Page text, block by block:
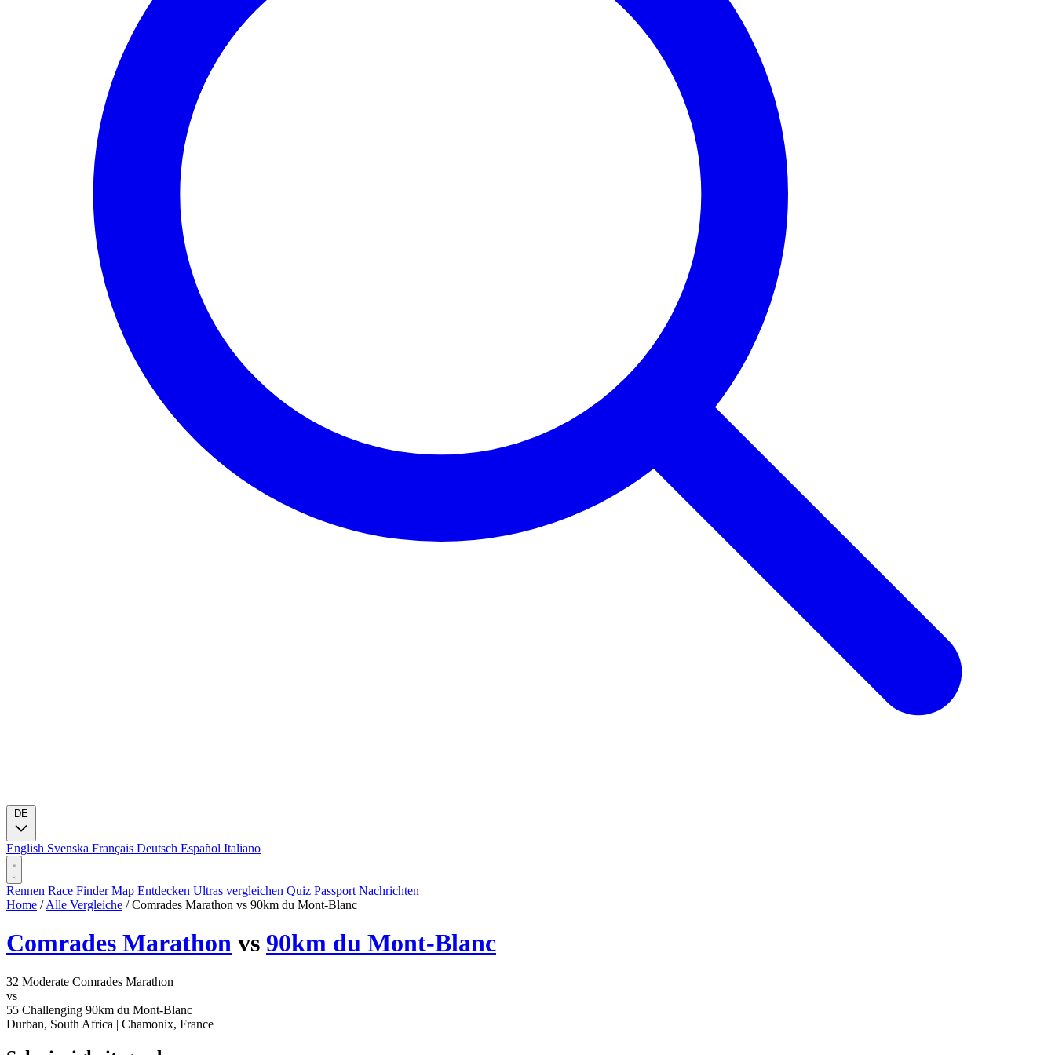
English Svenska Français Deutsch Español Italiano
Rennen Race FinderMap Entdecken Ultras vergleichen Quiz Passport Nachrichten
Home / Alle Vergleiche / Comrades Marathon vs 90km du Mont-Blanc
Comrades Marathon vs 90km du Mont-Blanc
32 Moderate Comrades Marathon
vs
55 Challenging 90km du Mont-Blanc
Durban, South Africa | Chamonix, France